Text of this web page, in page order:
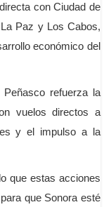
con Ciudad de
Paz y Los Cabos,
económico del
refuerza la
vuelos directos a
y el impulso a la
que estas acciones
que Sonora esté